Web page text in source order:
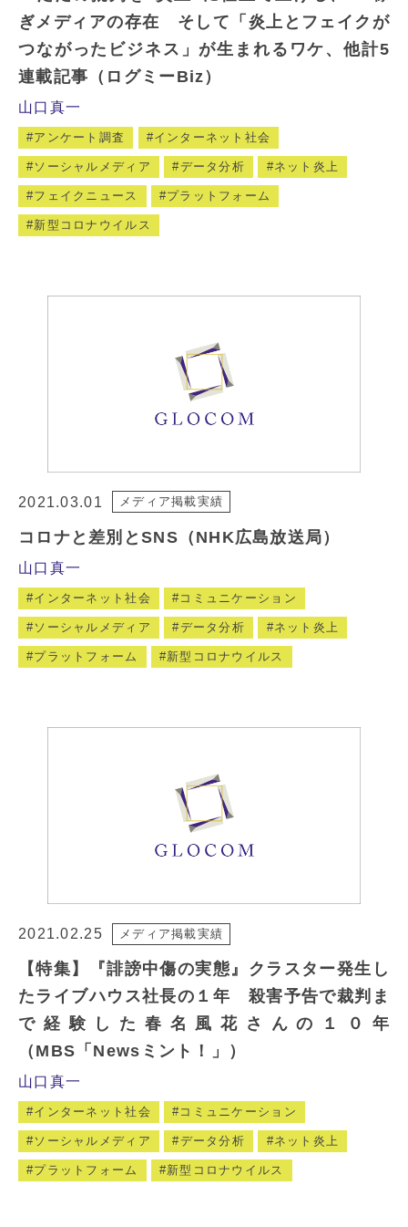
ぎメディアの存在 そして「炎上とフェイクが
つながったビジネス」が生まれるワケ、他計5
連載記事（ログミーBiz）
山口真一
アンケート調査 インターネット社会
ソーシャルメディア データ分析 ネット炎上
フェイクニュース プラットフォーム
新型コロナウイルス
2021.03.01 メディア掲載実績
コロナと差別とSNS（NHK広島放送局）
山口真一
インターネット社会 コミュニケーション
ソーシャルメディア データ分析 ネット炎上
プラットフォーム 新型コロナウイルス
2021.02.25 メディア掲載実績
【特集】『誹謗中傷の実態』クラスター発生し
たライブハウス社長の１年 殺害予告で裁判ま
で経験した春名風花さんの１０年
（MBS「Newsミント！」）
山口真一
インターネット社会 コミュニケーション
ソーシャルメディア データ分析 ネット炎上
プラットフォーム 新型コロナウイルス